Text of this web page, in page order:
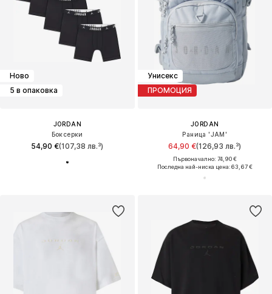
Ново
5 в опаковка
JORDAN
Боксерки
54,90 €(107,38 лв.³)
Унисекс
ПРОМОЦИЯ
JORDAN
Раница 'JAM'
64,90 €(126,93 лв.³)
Първоначално: 74,90 €
Последна най-ниска цена:63,67 €